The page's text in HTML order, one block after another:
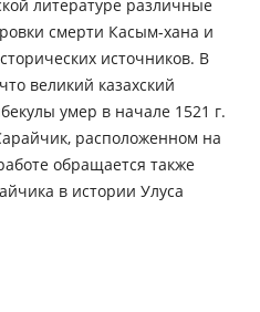
литературе различные
смерти Касым-хана и
источников. В
великий казахский
умер в начале 1521 г.
расположенном на
обращается также
в истории Улуса